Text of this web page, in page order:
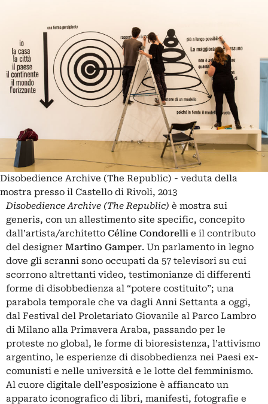
Disobedience Archive (The Republic) - veduta della
mostra presso il Castello di Rivoli, 2013
Disobedience Archive (The Republic) è mostra sui
generis, con un allestimento site specific, concepito
dall’artista/architetto Céline Condorelli e il contributo
del designer Martino Gamper. Un parlamento in legno
dove gli scranni sono occupati da 57 televisori su cui
scorrono altrettanti video, testimonianze di differenti
forme di disobbedienza al “potere costituito”; una
parabola temporale che va dagli Anni Settanta a oggi,
dal Festival del Proletariato Giovanile al Parco Lambro
di Milano alla Primavera Araba, passando per le
proteste no global, le forme di bioresistenza, l’attivismo
argentino, le esperienze di disobbedienza nei Paesi ex-
comunisti e nelle università e le lotte del femminismo.
Al cuore digitale dell’esposizione è affiancato un
apparato iconografico di libri, manifesti, fotografie e